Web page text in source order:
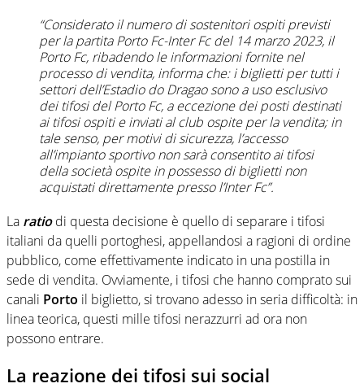
“Considerato il numero di sostenitori ospiti previsti
per la partita Porto Fc-Inter Fc del 14 marzo 2023, il
Porto Fc, ribadendo le informazioni fornite nel
processo di vendita, informa che: i biglietti per tutti i
settori dell’Estadio do Dragao sono a uso esclusivo
dei tifosi del Porto Fc, a eccezione dei posti destinati
ai tifosi ospiti e inviati al club ospite per la vendita; in
tale senso, per motivi di sicurezza, l’accesso
all’impianto sportivo non sarà consentito ai tifosi
della società ospite in possesso di biglietti non
acquistati direttamente presso l’Inter Fc”.
La ratio di questa decisione è quello di separare i tifosi
italiani da quelli portoghesi, appellandosi a ragioni di ordine
pubblico, come effettivamente indicato in una postilla in
sede di vendita. Ovviamente, i tifosi che hanno comprato sui
canali Porto il biglietto, si trovano adesso in seria difficoltà: in
linea teorica, questi mille tifosi nerazzurri ad ora non
possono entrare.
La reazione dei tifosi sui social